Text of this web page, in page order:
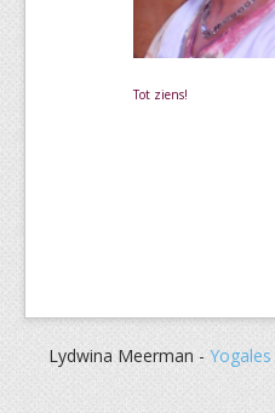
Tot ziens!
Lydwina Meerman - Yogales